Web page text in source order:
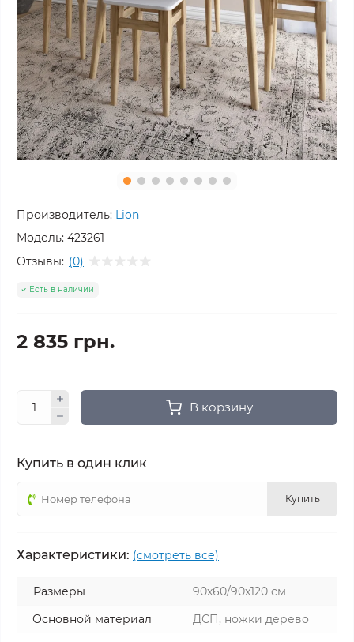
Производитель: Lion
Модель: 423261
Отзывы: (0)
Есть в наличии
2 835 грн.
В корзину
Купить в один клик
Купить
Характеристики: (смотреть все)
Размеры
90х60/90х120 см
Основной материал
ДСП, ножки дерево